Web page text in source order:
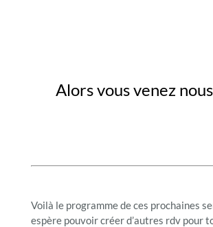
Alors vous venez
Voilà le programme de ces prochaines
espère pouvoir créer d’autres rdv pour